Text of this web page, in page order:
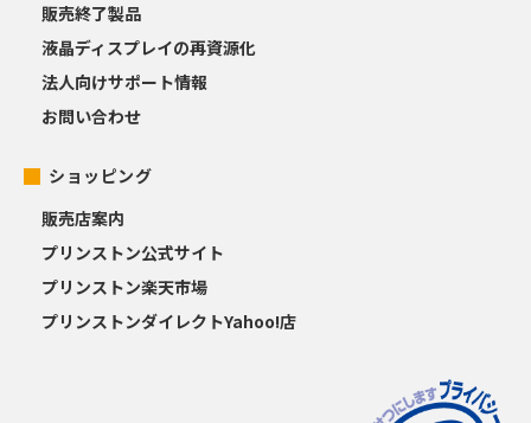
販売終了製品
液晶ディスプレイの再資源化
法人向けサポート情報
お問い合わせ
ショッピング
販売店案内
プリンストン公式サイト
プリンストン楽天市場
プリンストンダイレクトYahoo!店